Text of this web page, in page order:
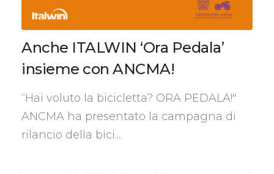
Anche ITALWIN ‘Ora Pedala’
insieme con ANCMA!
“Hai voluto la bicicletta? ORA PEDALA!"
ANCMA ha presentato la campagna di
rilancio della bici....